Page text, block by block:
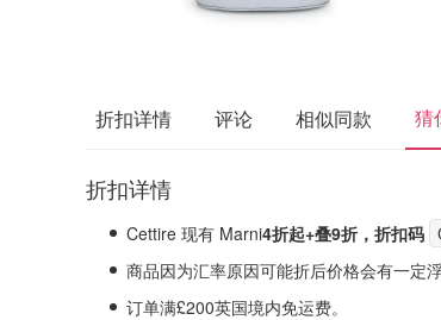
折扣详情 评论 相似同款 猜
折扣详情
Cettire 现有 Marni4折起+叠9折，折扣码
商品因为汇率原因可能折后价格会有一定
订单满£200英国境内免运费。